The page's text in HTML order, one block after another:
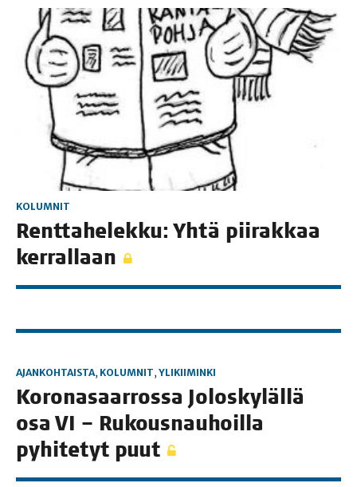
KOLUMNIT
Rent­ta­he­lek­ku: Yhtä pii­rak­kaa
kerrallaan
AJANKOHTAISTA, KOLUMNIT, YLIKIIMINKI
Koro­na­saar­ros­sa Jolos­ky­läl­lä
osa VI – Rukous­nau­hoil­la
pyhi­te­tyt puut